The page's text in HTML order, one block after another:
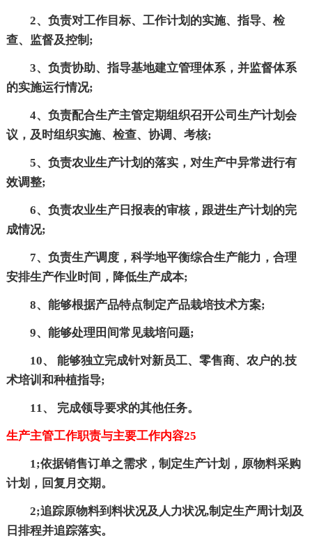
2、负责对工作目标、工作计划的实施、指导、检
查、监督及控制;
3、负责协助、指导基地建立管理体系，并监督体系
的实施运行情况;
4、负责配合生产主管定期组织召开公司生产计划会
议，及时组织实施、检查、协调、考核;
5、负责农业生产计划的落实，对生产中异常进行有
效调整;
6、负责农业生产日报表的审核，跟进生产计划的完
成情况;
7、负责生产调度，科学地平衡综合生产能力，合理
安排生产作业时间，降低生产成本;
8、能够根据产品特点制定产品栽培技术方案;
9、能够处理田间常见栽培问题;
10、 能够独立完成针对新员工、零售商、农户的.技
术培训和种植指导;
11、 完成领导要求的其他任务。
生产主管工作职责与主要工作内容25
1;依据销售订单之需求，制定生产计划，原物料采购
计划，回复月交期。
2;追踪原物料到料状况及人力状况,制定生产周计划及
日排程并追踪落实。